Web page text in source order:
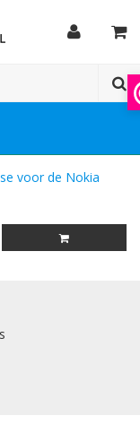
voor de Nokia